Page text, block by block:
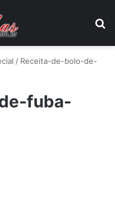
/ Receita-de-bolo-de-
fuba-